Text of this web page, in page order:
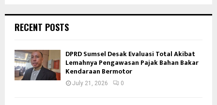
RECENT POSTS
DPRD Sumsel Desak Evaluasi Total Akibat
Lemahnya Pengawasan Pajak Bahan Bakar
Kendaraan Bermotor
July 21, 2026 0